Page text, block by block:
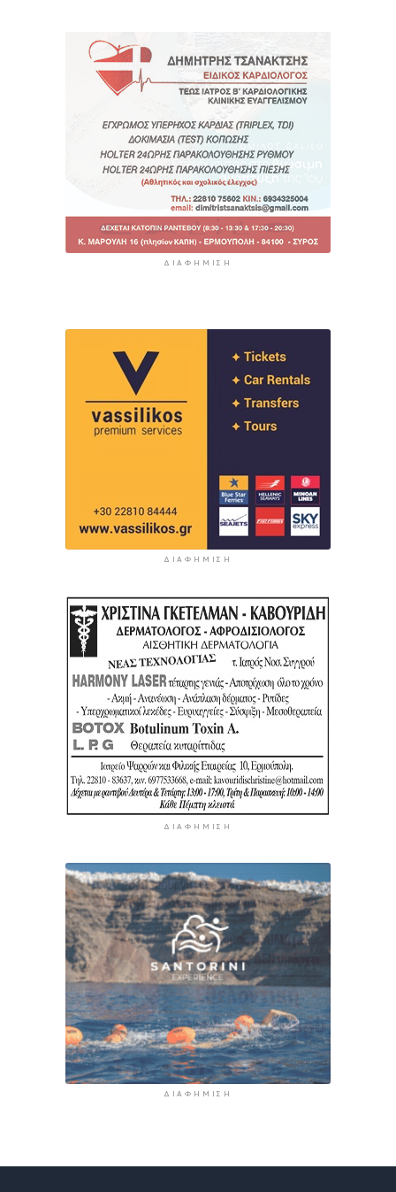
ΔΙΑΦΉΜΙΣΗ
ΔΙΑΦΉΜΙΣΗ
ΔΙΑΦΉΜΙΣΗ
ΔΙΑΦΉΜΙΣΗ